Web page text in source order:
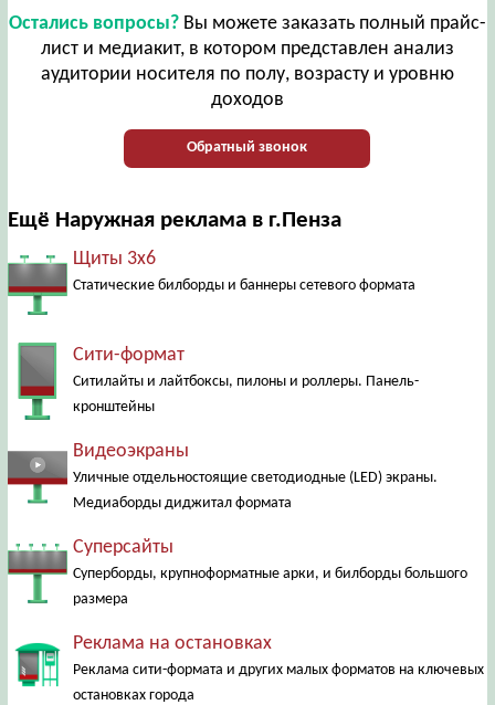
Остались вопросы?Вы можете заказать полный прайс-
лист и медиакит, в котором представлен анализ
аудитории носителя по полу, возрасту и уровню
доходов
Обратный звонок
Ещё Наружная реклама в г.Пенза
Щиты 3х6
Статические билборды и баннеры сетевого формата
Сити-формат
Ситилайты и лайтбоксы, пилоны и роллеры. Панель-
кронштейны
Видеоэкраны
Уличные отдельностоящие светодиодные (LED) экраны.
Медиаборды диджитал формата
Суперсайты
Суперборды, крупноформатные арки, и билборды большого
размера
Реклама на остановках
Реклама сити-формата и других малых форматов на ключевых
остановках города